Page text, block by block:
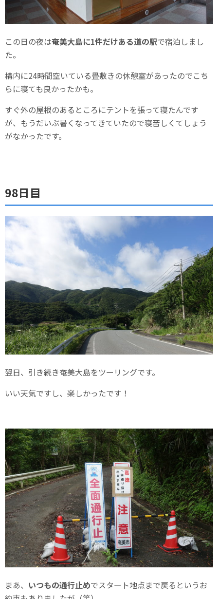
この日の夜は奄美大島に1件だけある道の駅で宿泊しまし
た。
構内に24時間空いている畳敷きの休憩室があったのでこち
らに寝ても良かったかも。
すぐ外の屋根のあるところにテントを張って寝たんです
が、もうだいぶ暑くなってきていたので寝苦しくてしょう
がなかったです。
98日目
翌日、引き続き奄美大島をツーリングです。
いい天気ですし、楽しかったです！
まあ、 いつもの通行止めでスタート地点まで戻るというお